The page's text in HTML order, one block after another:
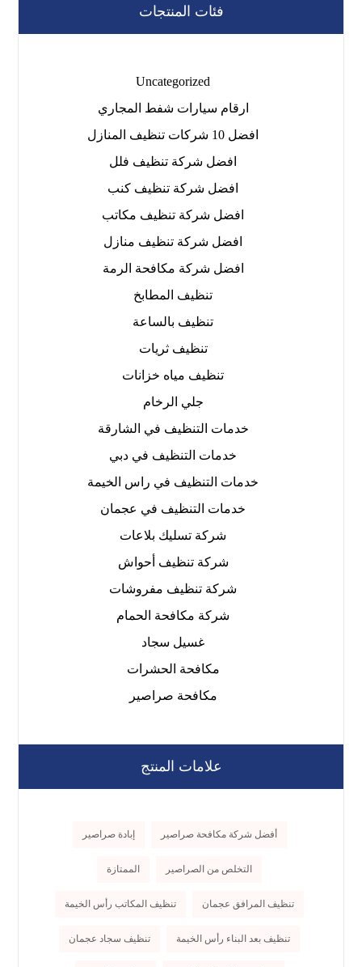
فئات المنتجات
Uncategorized
ارقام سيارات شفط المجاري
افضل 10 شركات تنظيف المنازل
افضل شركة تنظيف فلل
افضل شركة تنظيف كنب
افضل شركة تنظيف مكاتب
افضل شركة تنظيف منازل
افضل شركة مكافحة الرمة
تنظيف المطابخ
تنظيف بالساعة
تنظيف ثريات
تنظيف مياه خزانات
جلي الرخام
خدمات التنظيف في الشارقة
خدمات التنظيف في دبي
خدمات التنظيف في راس الخيمة
خدمات التنظيف في عجمان
شركة تسليك بلاعات
شركة تنظيف أحواش
شركة تنظيف مفروشات
شركة مكافحة الحمام
غسيل سجاد
مكافحة الحشرات
مكافحة صراصير
علامات المنتج
أفضل شركة مكافحة صراصير إبادة صراصير
التخلص من الصراصير الممتازة
تنظيف المرافق عجمان تنظيف المكاتب رأس الخيمة
تنظيف بعد البناء رأس الخيمة تنظيف سجاد عجمان